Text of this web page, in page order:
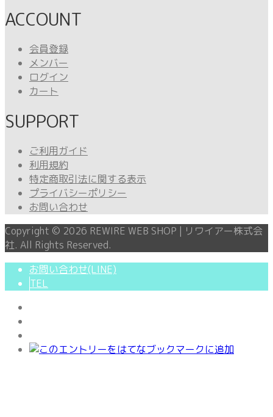
ACCOUNT
会員登録
メンバー
ログイン
カート
SUPPORT
ご利用ガイド
利用規約
特定商取引法に関する表示
プライバシーポリシー
お問い合わせ
Copyright © 2026 REWIRE WEB SHOP | リワイアー株式会
社. All Rights Reserved.
お問い合わせ(LINE)
TEL